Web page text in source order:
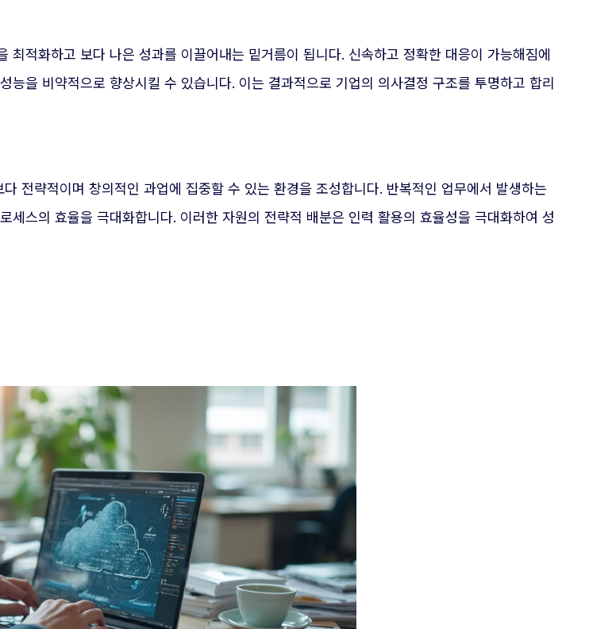
적화하고 보다 나은 성과를 이끌어내는 밑거름이 됩니다. 신속하고 정확한 대응이 가능해짐에
을 비약적으로 향상시킬 수 있습니다. 이는 결과적으로 기업의 의사결정 구조를 투명하고 합리
전략적이며 창의적인 과업에 집중할 수 있는 환경을 조성합니다. 반복적인 업무에서 발생하는
스의 효율을 극대화합니다. 이러한 자원의 전략적 배분은 인력 활용의 효율성을 극대화하여 성